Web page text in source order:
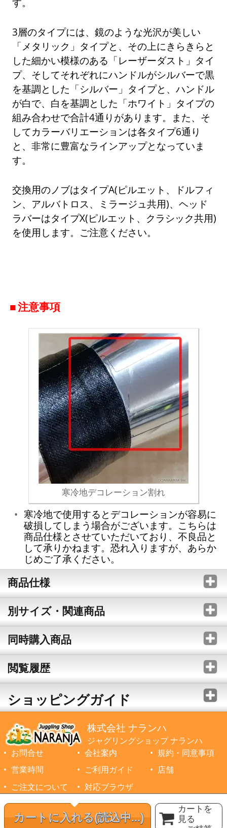
カートに入れる(読込中...)
カートを
見る
3層のタイプには、鏡のような光沢が美しい
「メタリック」タイプと、その上にきらきらと
した細かい模様のある「レーザーダスト」タイ
プ、そしてそれぞれにハンドルがシルバーで黒
を基調とした「シルバー」タイプと、ハンドル
が白で、白を基調とした「ホワイト」タイプの
組み合わせで合計4通りがあります。また、そ
してカラーバリエーションは各タイプ6通り
と、非常に豊富なラインアップとなっていま
す。
交換用のノブはタイプA(ピルエット、ドルフィ
ン、アルバトロス、ミラージュ共用)、ヘッド
ラバーはタイプX(ピルエット、クラシック共用)
を使用します。ご注意ください。
注意事項
寒冷地デコレーション割れ
寒冷地で使用するとデコレーションが容易に
破損してしまう場合がございます。こちらは
商品仕様とさせていただいており、不良品と
して承りかねます。恐れ入りますが、あらか
じめご了承ください。
商品仕様
別サイズ・関連商品
同時購入商品
閲覧履歴
ショッピングガイド
株式会社 ナランハ
ジャグリングショップ ナランハ
お問合せ
会社案内
規約・同意事項
営業時間
ご利用ガイド
店舗
ご注文について
対応ブラウザ
©1999-2026 NARANJA Inc. All Rights Reserved.